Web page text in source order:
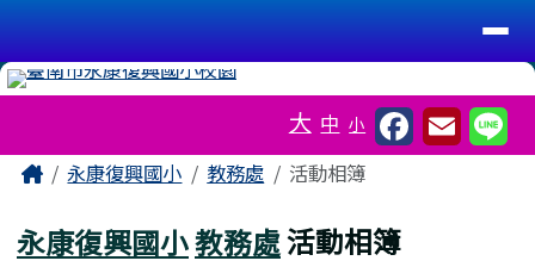
跳至主內容區
台南市永康復興國小
導覽列
大 中 小
主內容區域
Home永康復興國小 教務處 活動相簿
永康復興國小教務處活動相簿
頁尾區域